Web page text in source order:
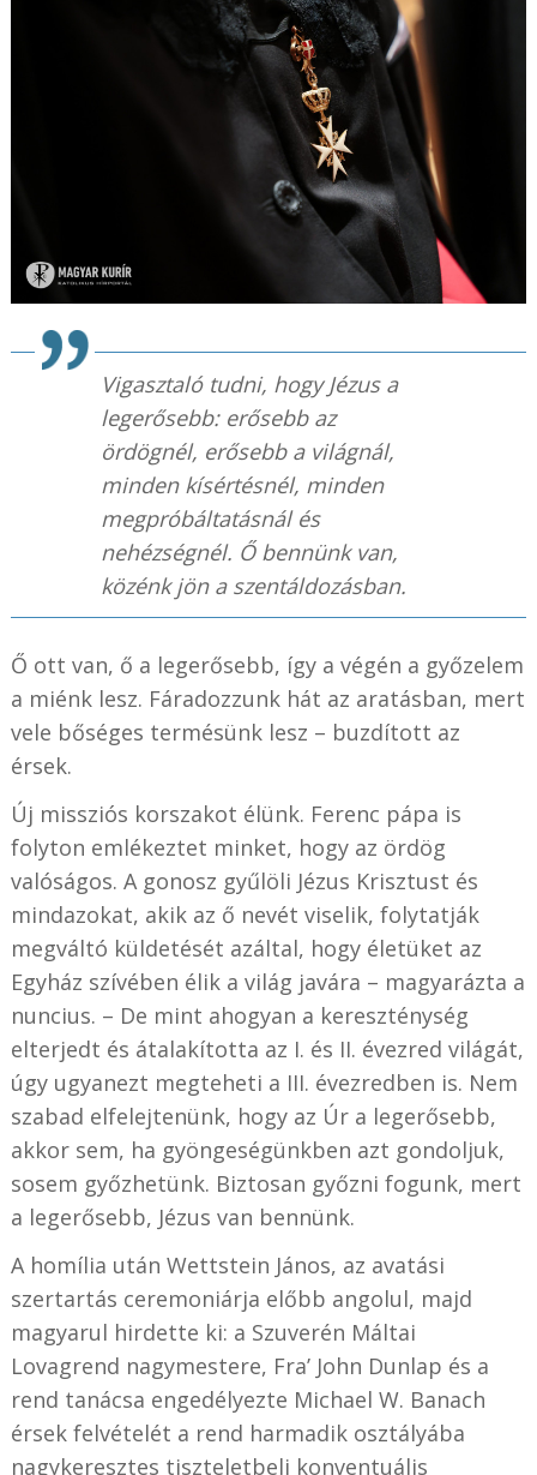
Vigasztaló tudni, hogy Jézus a
legerősebb: erősebb az
ördögnél, erősebb a világnál,
minden kísértésnél, minden
megpróbáltatásnál és
nehézségnél. Ő bennünk van,
közénk jön a szentáldozásban.
Ő ott van, ő a legerősebb, így a végén a győzelem
a miénk lesz. Fáradozzunk hát az aratásban, mert
vele bőséges termésünk lesz – buzdított az
érsek.
Új missziós korszakot élünk. Ferenc pápa is
folyton emlékeztet minket, hogy az ördög
valóságos. A gonosz gyűlöli Jézus Krisztust és
mindazokat, akik az ő nevét viselik, folytatják
megváltó küldetését azáltal, hogy életüket az
Egyház szívében élik a világ javára – magyarázta a
nuncius. – De mint ahogyan a kereszténység
elterjedt és átalakította az I. és II. évezred világát,
úgy ugyanezt megteheti a III. évezredben is. Nem
szabad elfelejtenünk, hogy az Úr a legerősebb,
akkor sem, ha gyöngeségünkben azt gondoljuk,
sosem győzhetünk. Biztosan győzni fogunk, mert
a legerősebb, Jézus van bennünk.
A homília után Wettstein János, az avatási
szertartás ceremoniárja előbb angolul, majd
magyarul hirdette ki: a Szuverén Máltai
Lovagrend nagymestere, Fra’ John Dunlap és a
rend tanácsa engedélyezte Michael W. Banach
érsek felvételét a rend harmadik osztályába
nagykeresztes tiszteletbeli konventuális